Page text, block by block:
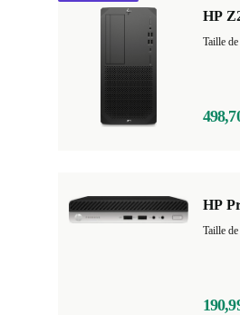
HP
Taille
HP
Taille